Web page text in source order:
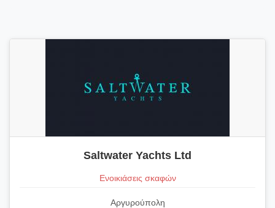
Saltwater Yachts Ltd
Ενοικιάσεις σκαφών
Αργυρούπολη